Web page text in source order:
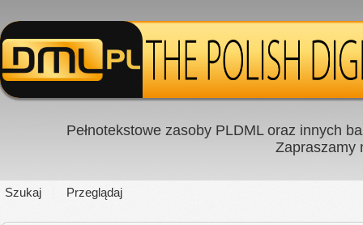
Pełnotekstowe zasoby PLDML oraz innych
Zapraszamy
Szukaj Przeglądaj